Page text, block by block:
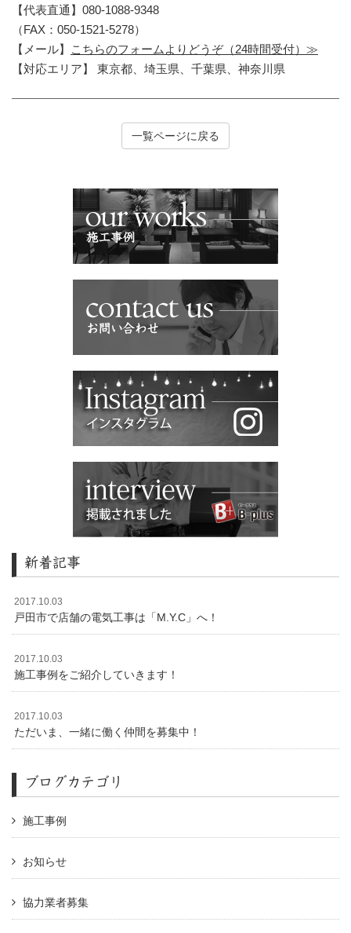
【代表直通】080-1088-9348
（FAX：050-1521-5278）
【メール】
こちらのフォームよりどうぞ（24時間受付）≫
【対応エリア】 東京都、埼玉県、千葉県、神奈川県
一覧ページに戻る
新着記事
2017.10.03
戸田市で店舗の電気工事は「M.Y.C」へ！
2017.10.03
施工事例をご紹介していきます！
2017.10.03
ただいま、一緒に働く仲間を募集中！
ブログカテゴリ
施工事例
お知らせ
協力業者募集